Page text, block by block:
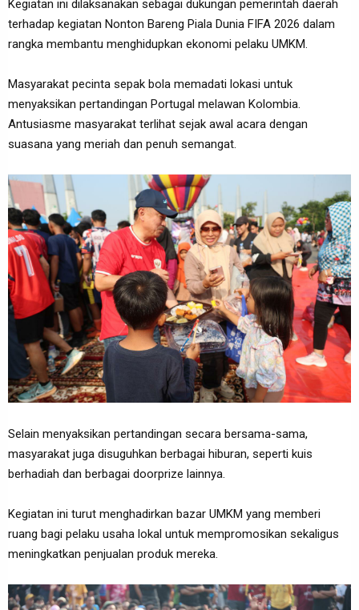
Kegiatan ini dilaksanakan sebagai dukungan pemerintah daerah
terhadap kegiatan Nonton Bareng Piala Dunia FIFA 2026 dalam
rangka membantu menghidupkan ekonomi pelaku UMKM.‎
Masyarakat pecinta sepak bola memadati lokasi untuk
menyaksikan pertandingan Portugal melawan Kolombia.
Antusiasme masyarakat terlihat sejak awal acara dengan
suasana yang meriah dan penuh semangat.
‎Selain menyaksikan pertandingan secara bersama-sama,
masyarakat juga disuguhkan berbagai hiburan, seperti kuis
berhadiah dan berbagai doorprize lainnya.
Kegiatan ini turut menghadirkan bazar UMKM yang memberi
ruang bagi pelaku usaha lokal untuk mempromosikan sekaligus
meningkatkan penjualan produk mereka.